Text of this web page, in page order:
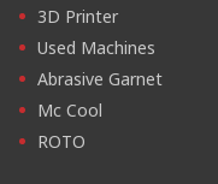
3D Printer
Used Machines
Abrasive Garnet
Mc Cool
ROTO